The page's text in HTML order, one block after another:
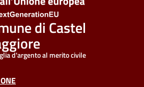
di Castel
d'argento al merito civile